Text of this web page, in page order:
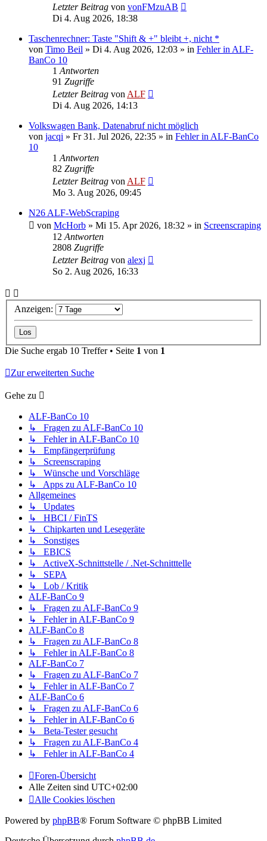
Letzter Beitrag von vonFMzuAB
Di 4. Aug 2026, 18:38
Taschenrechner: Taste "Shift & +" bleibt +, nicht *
von Timo Beil » Di 4. Aug 2026, 12:03 » in Fehler in ALF-
BanCo 10
1 Antworten
91 Zugriffe
Letzter Beitrag von ALF
Di 4. Aug 2026, 14:13
Volkswagen Bank, Datenabruf nicht möglich
von jacqi » Fr 31. Jul 2026, 22:35 » in Fehler in ALF-BanCo
10
1 Antworten
82 Zugriffe
Letzter Beitrag von ALF
Mo 3. Aug 2026, 09:45
N26 ALF-WebScraping
von McHorb » Mi 15. Apr 2026, 18:32 » in Screenscraping
12 Antworten
2808 Zugriffe
Letzter Beitrag von alexj
So 2. Aug 2026, 16:33
Anzeigen:
Die Suche ergab 10 Treffer • Seite 1 von 1
Zur erweiterten Suche
Gehe zu
ALF-BanCo 10
↳ Fragen zu ALF-BanCo 10
↳ Fehler in ALF-BanCo 10
↳ Empfängerprüfung
↳ Screenscraping
↳ Wünsche und Vorschläge
↳ Apps zu ALF-BanCo 10
Allgemeines
↳ Updates
↳ HBCI / FinTS
↳ Chipkarten und Lesegeräte
↳ Sonstiges
↳ EBICS
↳ ActiveX-Schnittstelle / .Net-Schnitttelle
↳ SEPA
↳ Lob / Kritik
ALF-BanCo 9
↳ Fragen zu ALF-BanCo 9
↳ Fehler in ALF-BanCo 9
ALF-BanCo 8
↳ Fragen zu ALF-BanCo 8
↳ Fehler in ALF-BanCo 8
ALF-BanCo 7
↳ Fragen zu ALF-BanCo 7
↳ Fehler in ALF-BanCo 7
ALF-BanCo 6
↳ Fragen zu ALF-BanCo 6
↳ Fehler in ALF-BanCo 6
↳ Beta-Tester gesucht
↳ Fragen zu ALF-BanCo 4
↳ Fehler in ALF-BanCo 4
Foren-Übersicht
Alle Zeiten sind UTC+02:00
Alle Cookies löschen
Powered by phpBB® Forum Software © phpBB Limited